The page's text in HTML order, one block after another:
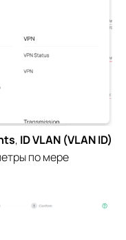
, ID VLAN (VLAN ID)
по мере